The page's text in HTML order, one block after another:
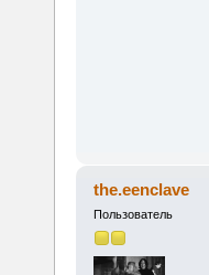
the.eenclave
Пользователь